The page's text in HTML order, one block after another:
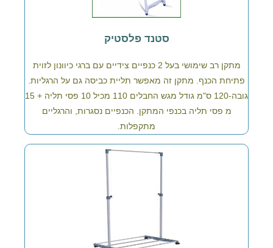
סטנד פלסטיק
מתקן רב שימושי בעל 2 כנפיים צידיים עם ברגי כיוונון לזוית
פתיחת הכנף. מתקן זה מאפשר תליית כביסה גם על הרגליות.
גובה-120 ס"מ גודל מגש החבלים 110 מכיל 10 פסי תליה + 15
מ פסי תליה בכנפי המתקן. הכנפיים נסגרות, והרגליים
מתקפלות.